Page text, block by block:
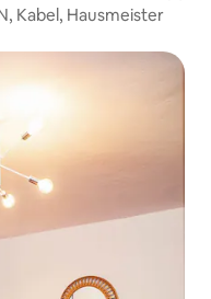
Kabel, Hausmeister